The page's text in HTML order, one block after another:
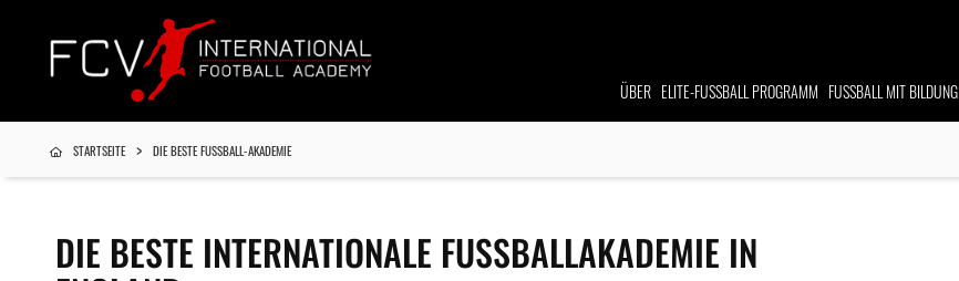
ÜBER ELITE-FUSSBALLPROGRAMM FUSSBALL MIT BILDUNG
STARTSEITE DIE BESTE FUSSBALL-AKADEMIE
DIE BESTE INTERNATIONALE FUSSBALLAKADEMIE IN E